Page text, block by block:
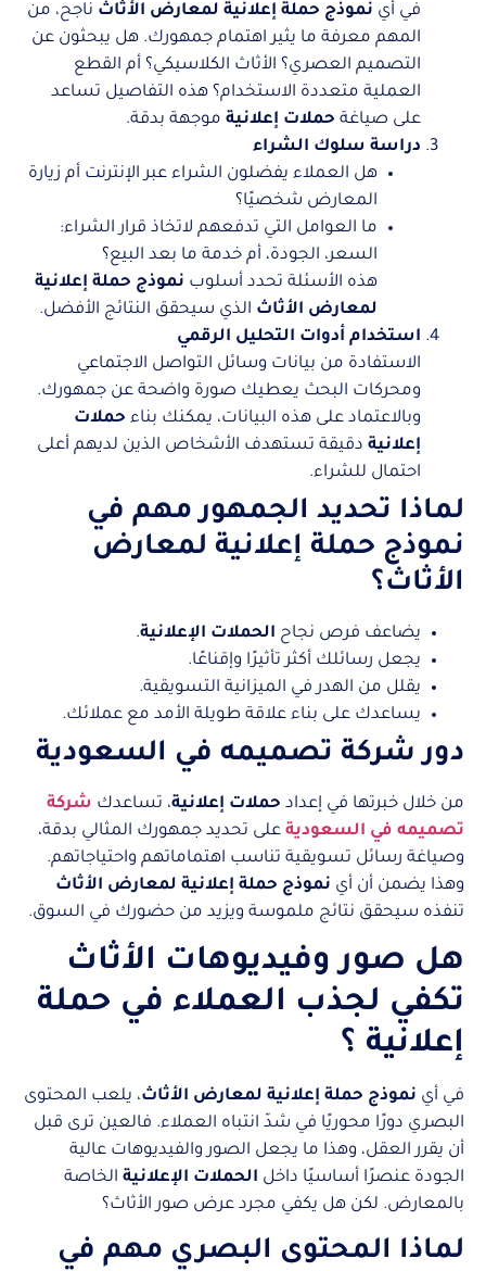
في أي نموذج حملة إعلانية لمعارض الأثاث ناجح، من
المهم معرفة ما يثير اهتمام جمهورك. هل يبحثون عن
التصميم العصري؟ الأثاث الكلاسيكي؟ أم القطع
العملية متعددة الاستخدام؟ هذه التفاصيل تساعد
على صياغة حملات إعلانية موجهة بدقة.
دراسة سلوك الشراء
هل العملاء يفضلون الشراء عبر الإنترنت أم زيارة
المعارض شخصيًا؟
ما العوامل التي تدفعهم لاتخاذ قرار الشراء:
السعر، الجودة، أم خدمة ما بعد البيع؟
هذه الأسئلة تحدد أسلوب نموذج حملة إعلانية
لمعارض الأثاث الذي سيحقق النتائج الأفضل.
استخدام أدوات التحليل الرقمي
الاستفادة من بيانات وسائل التواصل الاجتماعي
ومحركات البحث يعطيك صورة واضحة عن جمهورك.
وبالاعتماد على هذه البيانات، يمكنك بناء حملات
إعلانية دقيقة تستهدف الأشخاص الذين لديهم أعلى
احتمال للشراء.
لماذا تحديد الجمهور مهم في
نموذج حملة إعلانية لمعارض
الأثاث؟
يضاعف فرص نجاح الحملات الإعلانية.
يجعل رسائلك أكثر تأثيرًا وإقناعًا.
يقلل من الهدر في الميزانية التسويقية.
يساعدك على بناء علاقة طويلة الأمد مع عملائك.
دور شركة تصميمه في السعودية
من خلال خبرتها في إعداد حملات إعلانية، تساعدك شركة
تصميمه في السعودية على تحديد جمهورك المثالي بدقة،
وصياغة رسائل تسويقية تناسب اهتماماتهم واحتياجاتهم.
وهذا يضمن أن أي نموذج حملة إعلانية لمعارض الأثاث
تنفذه سيحقق نتائج ملموسة ويزيد من حضورك في السوق.
هل صور وفيديوهات الأثاث
تكفي لجذب العملاء في حملة
إعلانية ؟
في أي نموذج حملة إعلانية لمعارض الأثاث، يلعب المحتوى
البصري دورًا محوريًا في شدّ انتباه العملاء. فالعين ترى قبل
أن يقرر العقل، وهذا ما يجعل الصور والفيديوهات عالية
الجودة عنصرًا أساسيًا داخل الحملات الإعلانية الخاصة
بالمعارض. لكن هل يكفي مجرد عرض صور الأثاث؟
لماذا المحتوى البصري مهم في